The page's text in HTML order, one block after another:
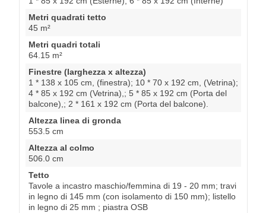
Metri quadrati tetto
45 m²
Metri quadri totali
64.15 m²
Finestre (larghezza x altezza)
1 * 138 x 105 cm, (finestra); 10 * 70 x 192 cm, (Vetrina);
4 * 85 x 192 cm (Vetrina),; 5 * 85 x 192 cm (Porta del
balcone),; 2 * 161 x 192 cm (Porta del balcone).
Altezza linea di gronda
553.5 cm
Altezza al colmo
506.0 cm
Tetto
Tavole a incastro maschio/femmina di 19 - 20 mm; travi
in legno di 145 mm (con isolamento di 150 mm); listello
in legno di 25 mm ; piastra OSB